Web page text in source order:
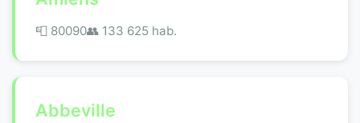
📮 80090👥 133 625 hab.
Abbeville